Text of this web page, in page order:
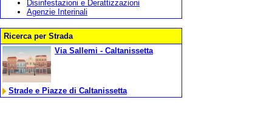
Disinfestazioni e Derattizzazioni
Agenzie Interinali
Ricerca per Strada
Via Sallemi - Caltanissetta
Strade e Piazze di Caltanissetta